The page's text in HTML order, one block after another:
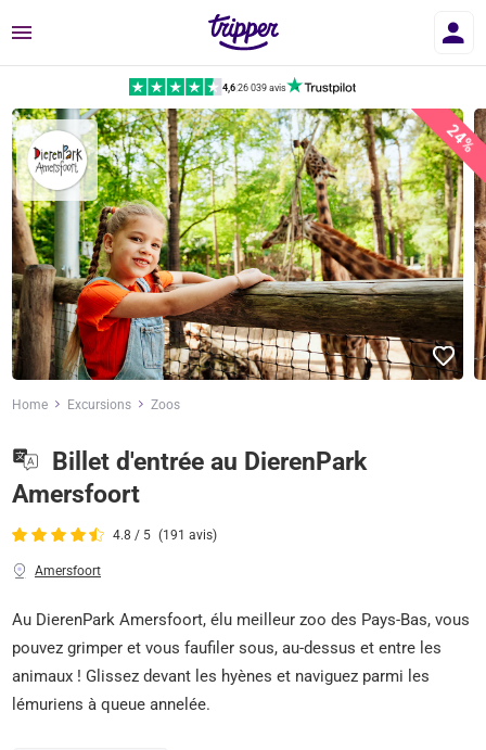
Menu
4,6|26 039 avis
24%
Home Excursions Zoos
Billet d'entrée au DierenPark
Amersfoort
4.8 / 5 (191 avis)
Amersfoort
Au DierenPark Amersfoort, élu meilleur zoo des Pays-Bas, vous
pouvez grimper et vous faufiler sous, au-dessus et entre les
animaux ! Glissez devant les hyènes et naviguez parmi les
lémuriens à queue annelée.